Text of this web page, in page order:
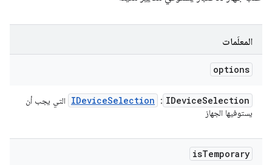
المعلَمات
options
IDeviceSelection
:
IDeviceSelection
التي يجب أن
يستوفيها الجهاز
isTemporary